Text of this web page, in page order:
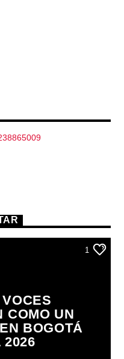
1
COMO UN
BOGOTÁ
2026